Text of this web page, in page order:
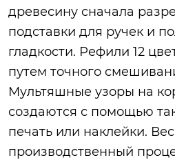
древесину сначала
подставки для ручек и
гладкости. Рефили 12
путем точного
Мультяшные узоры на
создаются с помощью
печать или наклейки.
производственный